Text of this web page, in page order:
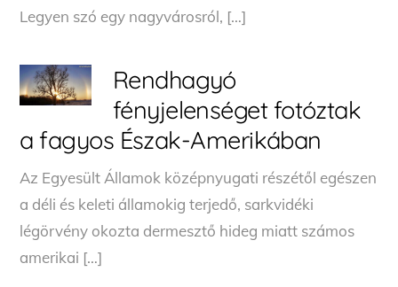
Legyen szó egy nagyvárosról, […]
Rendhagyó
fényjelenséget fotóztak
a fagyos Észak-Amerikában
Az Egyesült Államok középnyugati részétől egészen
a déli és keleti államokig terjedő, sarkvidéki
légörvény okozta dermesztő hideg miatt számos
amerikai […]